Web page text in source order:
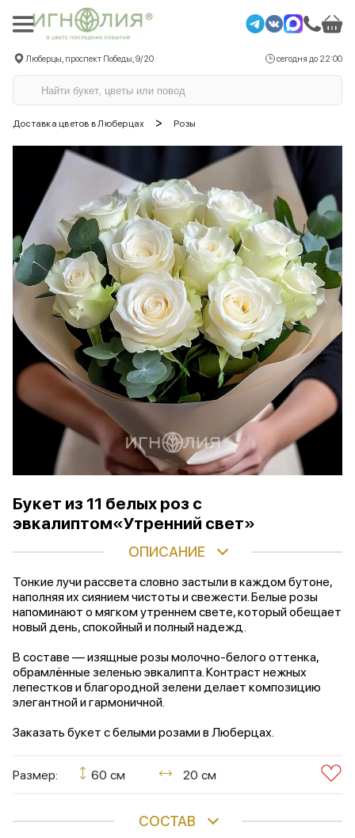
Люберцы, проспект Победы, 9/20 сегодня до 22:00
Доставка цветов в Люберцах > Розы
Букет из 11 белых роз с
эвкалиптом«Утренний свет»
ОПИСАНИЕ
Тонкие лучи рассвета словно застыли в каждом бутоне,
наполняя их сиянием чистоты и свежести. Белые розы
напоминают о мягком утреннем свете, который обещает
новый день, спокойный и полный надежд.
В составе — изящные розы молочно-белого оттенка,
обрамлённые зеленью эвкалипта. Контраст нежных
лепестков и благородной зелени делает композицию
элегантной и гармоничной.
Заказать букет с белыми розами в Люберцах.
Размер: 60 см 20 см
СОСТАВ